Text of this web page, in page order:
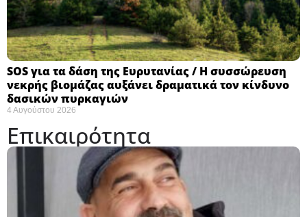
SOS για τα δάση της Ευρυτανίας / Η συσσώρευση
νεκρής βιομάζας αυξάνει δραματικά τον κίνδυνο
δασικών πυρκαγιών
4 Αυγούστου 2026
Επικαιρότητα